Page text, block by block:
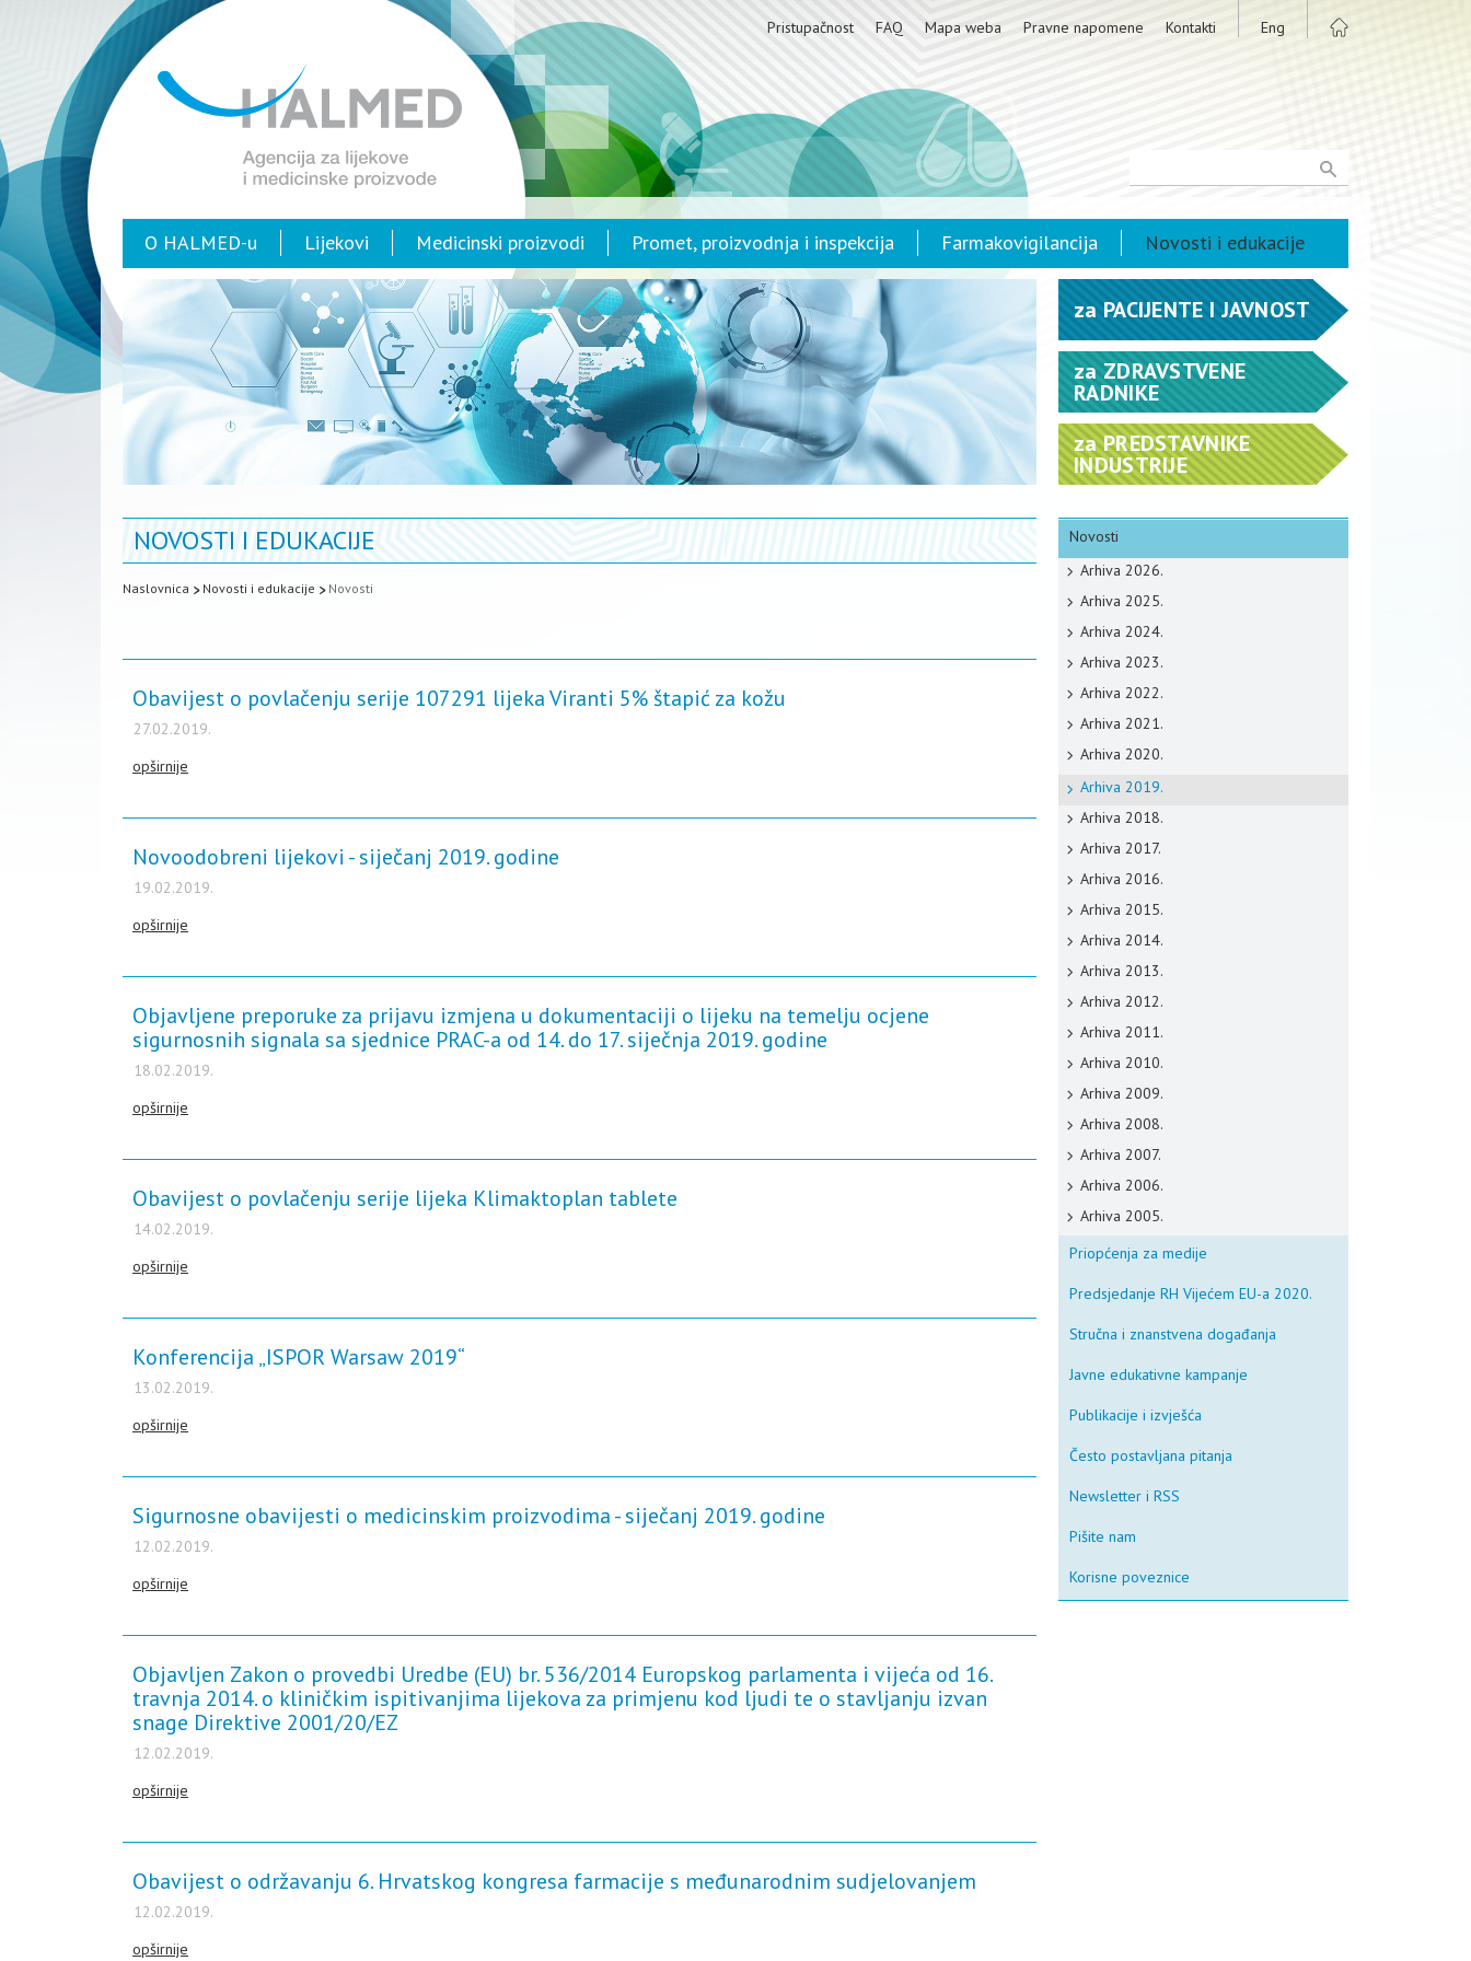
Pristupačnost FAQ Mapa weba Pravne napomene Kontakti Eng
O HALMED-u Lijekovi Medicinski proizvodi Promet, proizvodnja i inspekcija Farmakovigilancija Novosti i edukacije
NOVOSTI I EDUKACIJE
Naslovnica Novosti i edukacije Novosti
Obavijest o povlačenju serije 107291 lijeka Viranti 5% štapić za kožu
27.02.2019.
opširnije
Novoodobreni lijekovi - siječanj 2019. godine
19.02.2019.
opširnije
Objavljene preporuke za prijavu izmjena u dokumentaciji o lijeku na temelju ocjene
sigurnosnih signala sa sjednice PRAC-a od 14. do 17. siječnja 2019. godine
18.02.2019.
opširnije
Obavijest o povlačenju serije lijeka Klimaktoplan tablete
14.02.2019.
opširnije
Konferencija „ISPOR Warsaw 2019“
13.02.2019.
opširnije
Sigurnosne obavijesti o medicinskim proizvodima - siječanj 2019. godine
12.02.2019.
opširnije
Objavljen Zakon o provedbi Uredbe (EU) br. 536/2014 Europskog parlamenta i vijeća od 16.
travnja 2014. o kliničkim ispitivanjima lijekova za primjenu kod ljudi te o stavljanju izvan
snage Direktive 2001/20/EZ
12.02.2019.
opširnije
Obavijest o održavanju 6. Hrvatskog kongresa farmacije s međunarodnim sudjelovanjem
12.02.2019.
opširnije
za PACIJENTE I JAVNOST
za ZDRAVSTVENE
RADNIKE
zaPREDSTAVNIKE
INDUSTRIJE
Novosti
Arhiva 2026.
Arhiva 2025.
Arhiva 2024.
Arhiva 2023.
Arhiva 2022.
Arhiva 2021.
Arhiva 2020.
Arhiva 2019.
Arhiva 2018.
Arhiva 2017.
Arhiva 2016.
Arhiva 2015.
Arhiva 2014.
Arhiva 2013.
Arhiva 2012.
Arhiva 2011.
Arhiva 2010.
Arhiva 2009.
Arhiva 2008.
Arhiva 2007.
Arhiva 2006.
Arhiva 2005.
Priopćenja za medije
Predsjedanje RH Vijećem EU-a 2020.
Stručna i znanstvena događanja
Javne edukativne kampanje
Publikacije i izvješća
Često postavljana pitanja
Newsletter i RSS
Pišite nam
Korisne poveznice